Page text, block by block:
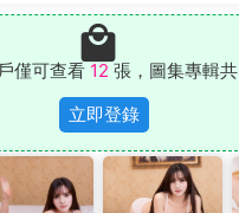
僅可查看 12 張，圖集專輯共
立即登錄